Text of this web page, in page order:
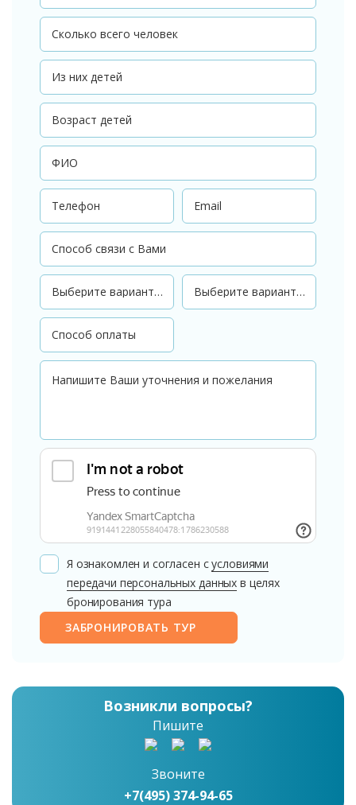
Я ознакомлен и согласен сусловиями
передачи персональных данных в целях
бронирования тура
ЗАБРОНИРОВАТЬ ТУР
Возникли вопросы?
Пишите
Звоните
+7(495) 374-94-65